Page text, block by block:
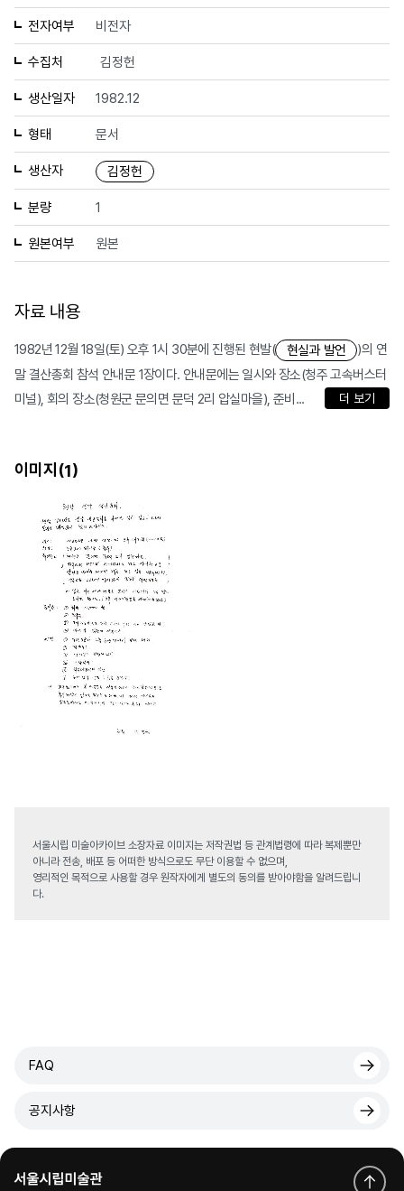
전자여부 비전자
수집처 김정헌
생산일자 1982.12
형태 문서
생산자 김정헌
분량 1
원본여부 원본
자료 내용
1982년 12월 18일(토) 오후 1시 30분에 진행된 현발( 현실과 발언
)의 연
말 결산총회 참석 안내문 1장이다. 안내문에는 일시와 장소(청주 고속버스터
미널), 회의 장소(청원군 문의면 문덕 2리 압실마을), 준비...
더 보기
이미지(1)
서울시립 미술아카이브 소장자료 이미지는 저작권법 등 관계법령에 따라 복제뿐만
아니라 전송, 배포 등 어떠한 방식으로도 무단 이용할 수 없으며,
영리적인 목적으로 사용할 경우 원작자에게 별도의 동의를 받아야함을 알려드립니
다.
FAQ
공지사항